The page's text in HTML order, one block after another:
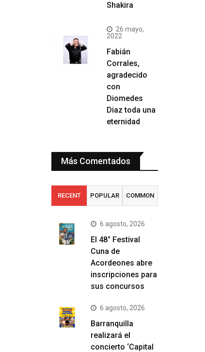
Shakira
26 mayo,
2022
Fabián
Corrales,
agradecido
con
Diomedes
Diaz toda una
eternidad
Más Comentados
RECENT POPULAR COMMON
6 agosto, 2026
El 48° Festival
Cuna de
Acordeones abre
inscripciones para
sus concursos
6 agosto, 2026
Barranquilla
realizará el
concierto ‘Capital